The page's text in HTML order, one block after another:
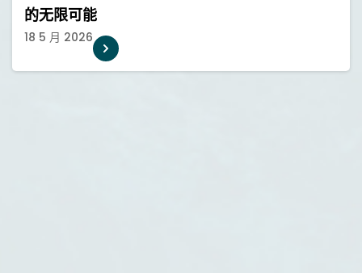
的无限可能
18 5 月 2026